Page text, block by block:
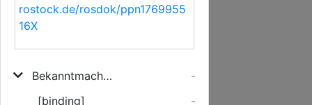
rostock.de/rosdok/ppn1769955
16X
Bekanntmachung. Es wird hiedurch angezeigt, daß die durch die gnädigste Fürsorge des Durchlauchtigsten Herzogs zu Mecklenburg-Schwerin in und bei Doberan an der Ostsee ... angelegte Seebade-Anstalt nunmehro ihrer Vollendung sich so weit genähert hat ...
-
[binding]
-